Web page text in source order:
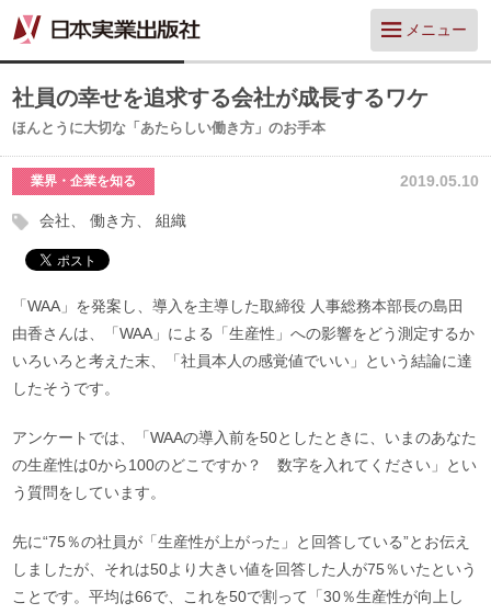
メニュー
社員の幸せを追求する会社が成長するワケ
ほんとうに大切な「あたらしい働き方」のお手本
2019.05.10
業界・企業を知る
会社 働き方 組織
「WAA」を発案し、導入を主導した取締役 人事総務本部長の島田
由香さんは、「WAA」による「生産性」への影響をどう測定するか
いろいろと考えた末、「社員本人の感覚値でいい」という結論に達
したそうです。
アンケートでは、「WAAの導入前を50としたときに、いまのあなた
の生産性は0から100のどこですか？ 数字を入れてください」とい
う質問をしています。
先に“75％の社員が「生産性が上がった」と回答している”とお伝え
しましたが、それは50より大きい値を回答した人が75％いたという
ことです。平均は66で、これを50で割って「30％生産性が向上し